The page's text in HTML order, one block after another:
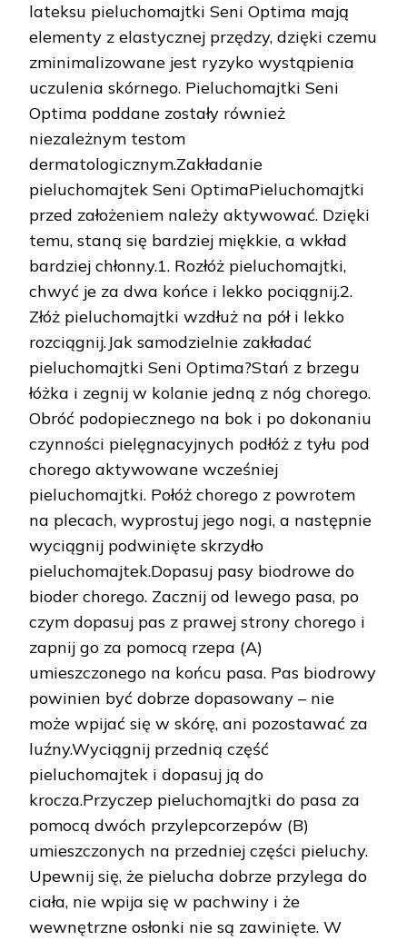
lateksu pieluchomajtki Seni Optima mają
elementy z elastycznej przędzy, dzięki czemu
zminimalizowane jest ryzyko wystąpienia
uczulenia skórnego. Pieluchomajtki Seni
Optima poddane zostały również
niezależnym testom
dermatologicznym.Zakładanie
pieluchomajtek Seni OptimaPieluchomajtki
przed założeniem należy aktywować. Dzięki
temu, staną się bardziej miękkie, a wkład
bardziej chłonny.1. Rozłóż pieluchomajtki,
chwyć je za dwa końce i lekko pociągnij.2.
Złóż pieluchomajtki wzdłuż na pół i lekko
rozciągnij.Jak samodzielnie zakładać
pieluchomajtki Seni Optima?Stań z brzegu
łóżka i zegnij w kolanie jedną z nóg chorego.
Obróć podopiecznego na bok i po dokonaniu
czynności pielęgnacyjnych podłóż z tyłu pod
chorego aktywowane wcześniej
pieluchomajtki. Połóż chorego z powrotem
na plecach, wyprostuj jego nogi, a następnie
wyciągnij podwinięte skrzydło
pieluchomajtek.Dopasuj pasy biodrowe do
bioder chorego. Zacznij od lewego pasa, po
czym dopasuj pas z prawej strony chorego i
zapnij go za pomocą rzepa (A)
umieszczonego na końcu pasa. Pas biodrowy
powinien być dobrze dopasowany – nie
może wpijać się w skórę, ani pozostawać za
luźny.Wyciągnij przednią część
pieluchomajtek i dopasuj ją do
krocza.Przyczep pieluchomajtki do pasa za
pomocą dwóch przylepcorzepów (B)
umieszczonych na przedniej części pieluchy.
Upewnij się, że pielucha dobrze przylega do
ciała, nie wpija się w pachwiny i że
wewnętrzne osłonki nie są zawinięte. W